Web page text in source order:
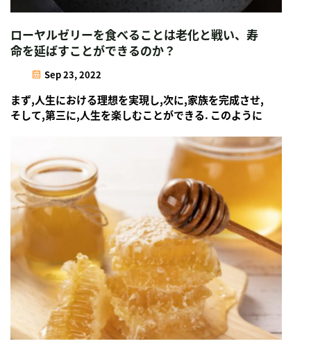
ローヤルゼリーを食べることは老化と戦い、寿
命を延ばすことができるのか？
Sep 23, 2022
まず,人生における理想を実現し,次に,家族を完成させ,
そして,第三に,人生を楽しむことができる. このように